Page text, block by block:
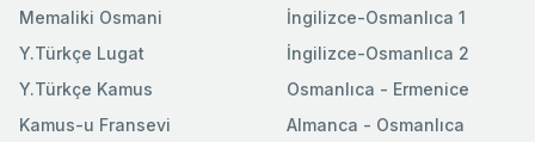
Memaliki Osmani
Y.Türkçe Lugat
Y.Türkçe Kamus
İngilizce-Osmanlıca 1
İngilizce-Osmanlıca 2
Osmanlıca - Ermenice
Kamus-u Fransevi
Almanca - Osmanlıca